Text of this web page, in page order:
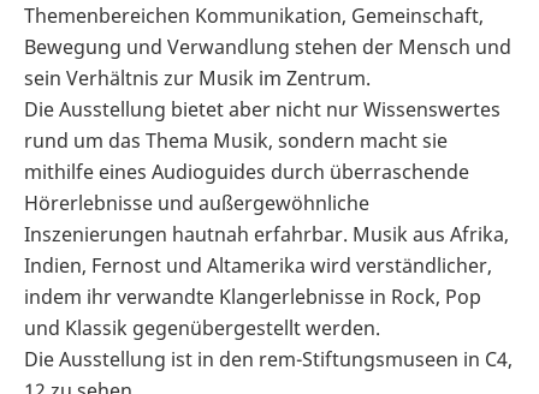
Themenbereichen Kommunikation, Gemeinschaft,
Bewegung und Verwandlung stehen der Mensch und
sein Verhältnis zur Musik im Zentrum.
Die Ausstellung bietet aber nicht nur Wissenswertes
rund um das Thema Musik, sondern macht sie
mithilfe eines Audioguides durch überraschende
Hörerlebnisse und außergewöhnliche
Inszenierungen hautnah erfahrbar. Musik aus Afrika,
Indien, Fernost und Altamerika wird verständlicher,
indem ihr verwandte Klangerlebnisse in Rock, Pop
und Klassik gegenübergestellt werden.
Die Ausstellung ist in den rem-Stiftungsmuseen in C4,